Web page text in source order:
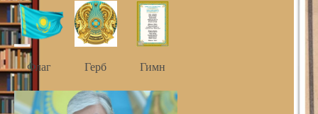
Флаг Герб Гимн